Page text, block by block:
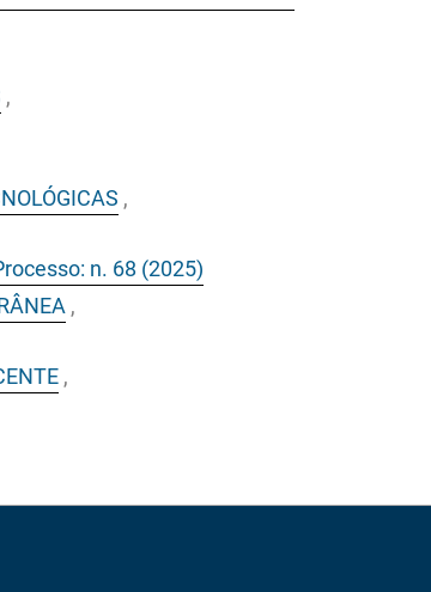
,
,
n. 68 (2025)
,
,